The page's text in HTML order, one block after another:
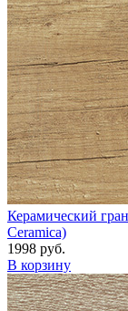
Керамический
Ceramica)
1998 руб.
В корзину